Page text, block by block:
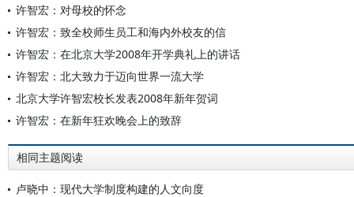
许智宏：对母校的怀念
许智宏：致全校师生员工和海内外校友的信
许智宏：在北京大学2008年开学典礼上的讲话
许智宏：北大致力于迈向世界一流大学
北京大学许智宏校长发表2008年新年贺词
许智宏：在新年狂欢晚会上的致辞
相同主题阅读
卢晓中：现代大学制度构建的人文向度